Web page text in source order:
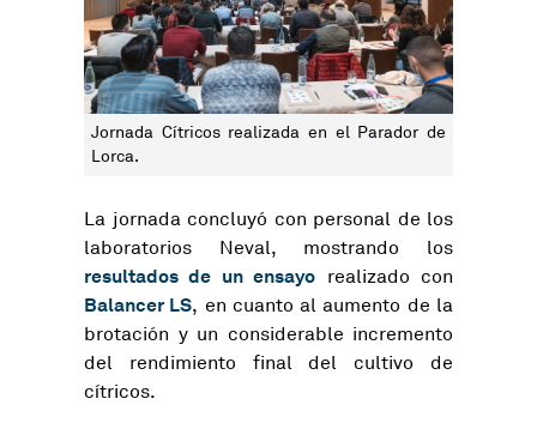
Jornada Cítricos realizada en el Parador de
Lorca.
La jornada concluyó con personal de los
laboratorios Neval, mostrando los
resultados de un ensayo realizado con
Balancer LS, en cuanto al aumento de la
brotación y un considerable incremento
del rendimiento final del cultivo de
cítricos.